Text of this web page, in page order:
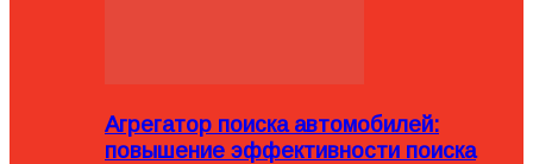
Агрегатор поиска автомобилей:
повышение эффективности поиска